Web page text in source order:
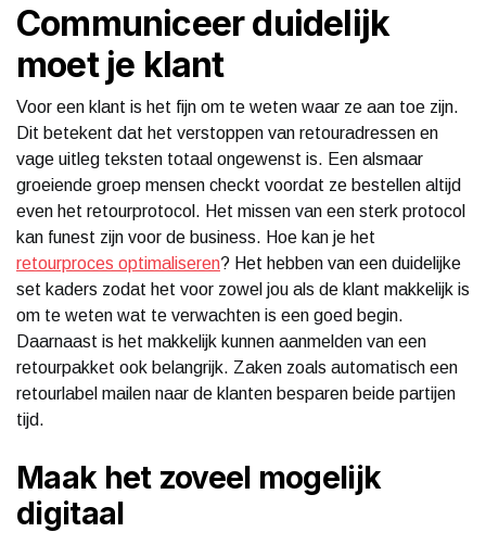
Communiceer duidelijk
moet je klant
Voor een klant is het fijn om te weten waar ze aan toe zijn.
Dit betekent dat het verstoppen van retouradressen en
vage uitleg teksten totaal ongewenst is. Een alsmaar
groeiende groep mensen checkt voordat ze bestellen altijd
even het retourprotocol. Het missen van een sterk protocol
kan funest zijn voor de business. Hoe kan je het
retourproces optimaliseren? Het hebben van een duidelijke
set kaders zodat het voor zowel jou als de klant makkelijk is
om te weten wat te verwachten is een goed begin.
Daarnaast is het makkelijk kunnen aanmelden van een
retourpakket ook belangrijk. Zaken zoals automatisch een
retourlabel mailen naar de klanten besparen beide partijen
tijd.
Maak het zoveel mogelijk
digitaal